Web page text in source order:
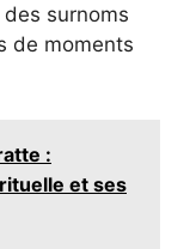
surnoms
de moments
:
et ses